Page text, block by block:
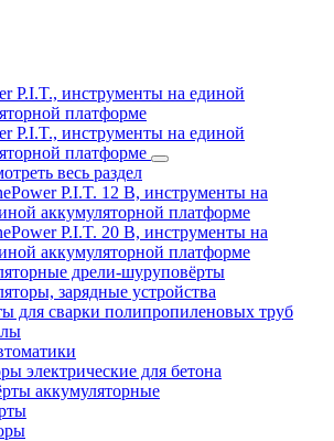
P.I.T., инструменты на единой
платформе
P.I.T., инструменты на единой
платформе
весь раздел
P.I.T. 12 В, инструменты на
аккумуляторной платформе
P.I.T. 20 В, инструменты на
аккумуляторной платформе
дрели-шуруповёрты
зарядные устройства
для сварки полипропиленовых труб
электрические для бетона
аккумуляторные